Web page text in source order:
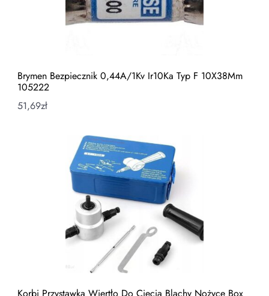
Brymen Bezpiecznik 0,44A/1Kv Ir10Ka Typ F 10X38Mm
105222
51,69zł
Korbi Przystawka Wiertło Do Cięcia Blachy Nożyce Box